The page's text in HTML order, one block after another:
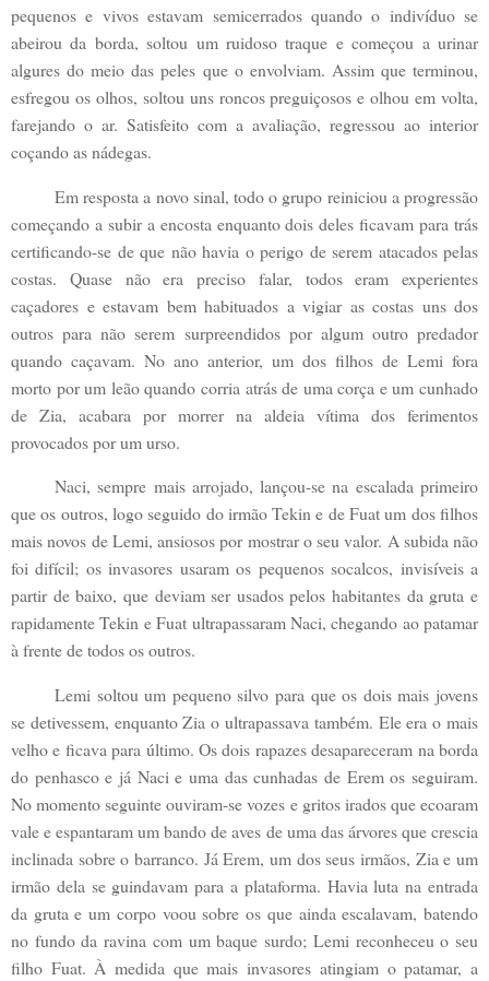
pequenos e vivos estavam semicerrados quando o indivíduo se
abeirou da borda, soltou um ruidoso traque e começou a urinar
algures do meio das peles que o envolviam. Assim que terminou,
esfregou os olhos, soltou uns roncos preguiçosos e olhou em volta,
farejando o ar. Satisfeito com a avaliação, regressou ao interior
coçando as nádegas.
Em resposta a novo sinal, todo o grupo reiniciou a progressão
começando a subir a encosta enquanto dois deles ficavam para trás
certificando-se de que não havia o perigo de serem atacados pelas
costas. Quase não era preciso falar, todos eram experientes
caçadores e estavam bem habituados a vigiar as costas uns dos
outros para não serem surpreendidos por algum outro predador
quando caçavam. No ano anterior, um dos filhos de Lemi fora
morto por um leão quando corria atrás de uma corça e um cunhado
de Zia, acabara por morrer na aldeia vítima dos ferimentos
provocados por um urso.
Naci, sempre mais arrojado, lançou-se na escalada primeiro
que os outros, logo seguido do irmão Tekin e de Fuat um dos filhos
mais novos de Lemi, ansiosos por mostrar o seu valor. A subida não
foi difícil; os invasores usaram os pequenos socalcos, invisíveis a
partir de baixo, que deviam ser usados pelos habitantes da gruta e
rapidamente Tekin e Fuat ultrapassaram Naci, chegando ao patamar
à frente de todos os outros.
Lemi soltou um pequeno silvo para que os dois mais jovens
se detivessem, enquanto Zia o ultrapassava também. Ele era o mais
velho e ficava para último. Os dois rapazes desapareceram na borda
do penhasco e já Naci e uma das cunhadas de Erem os seguiram.
No momento seguinte ouviram-se vozes e gritos irados que ecoaram
vale e espantaram um bando de aves de uma das árvores que crescia
inclinada sobre o barranco. Já Erem, um dos seus irmãos, Zia e um
irmão dela se guindavam para a plataforma. Havia luta na entrada
da gruta e um corpo voou sobre os que ainda escalavam, batendo
no fundo da ravina com um baque surdo; Lemi reconheceu o seu
filho Fuat. À medida que mais invasores atingiam o patamar, a